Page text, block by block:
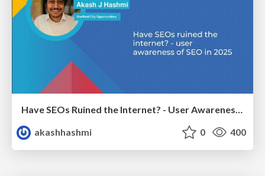
Have SEOs Ruined the Internet? - User Awareness of SEO in 2025
akashhashmi
0 400